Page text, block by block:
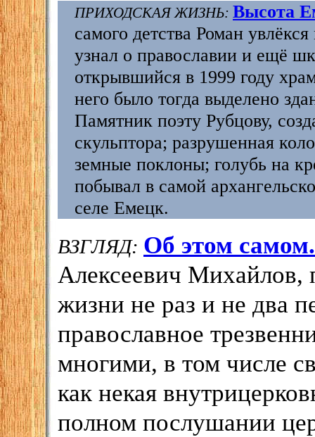
ПРИХОДСКАЯ ЖИЗНЬ: Высота
самого детства Роман
узнал о православии и ещё
открывшийся в 1999 году
него было тогда выделено
Памятник поэту Рубцову,
скульптора; разрушенная
земные поклоны; голубь на
побывал в самой
селе Емецк.
ВЗГЛЯД: Об этом
Алексеевич Михайлов,
жизни не раз и не два
православное
многими, в том числе
как некая
полном послушании